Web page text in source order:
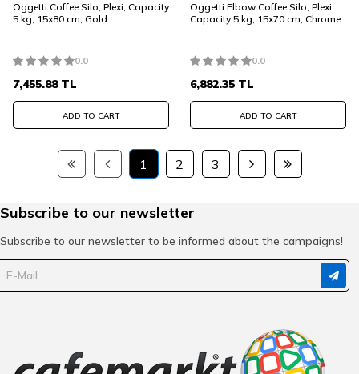
Oggetti Coffee Silo, Plexi, Capacity
5 kg, 15x80 cm, Gold
0.0
7,455.88TL
ADD TO CART
Oggetti Elbow Coffee Silo, Plexi,
Capacity 5 kg, 15x70 cm, Chrome
0.0
6,882.35 TL
ADD TO CART
1 2 3
Subscribe to our newsletter
Subscribe to our newsletter to be informed about the campaigns!